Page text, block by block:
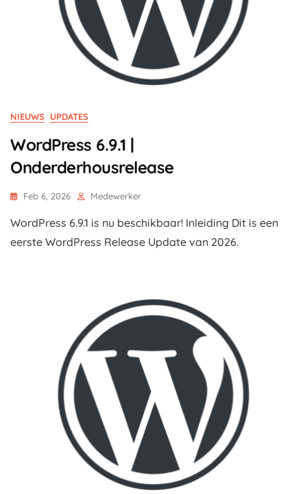
NIEUWS UPDATES
WordPress 6.9.1 |
Onderderhousrelease
Feb 6, 2026 Medewerker
WordPress 6.9.1 is nu beschikbaar! Inleiding Dit is een
eerste WordPress Release Update van 2026.